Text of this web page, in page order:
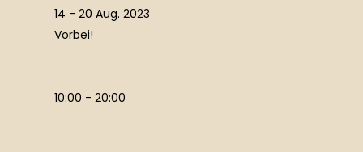
14 - 20 Aug. 2023
Vorbei!
10:00 - 20:00